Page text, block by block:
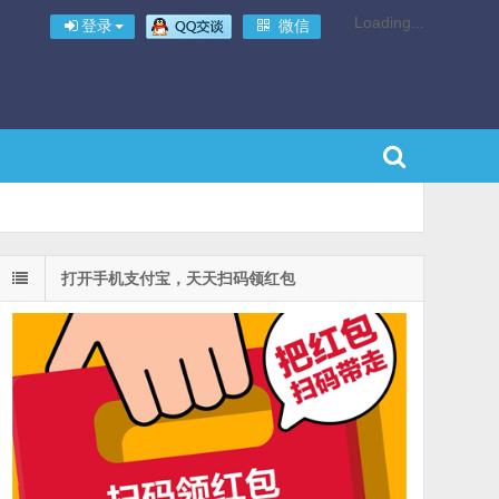
登录 微信 Loading...
打开手机支付宝，天天扫码领红包